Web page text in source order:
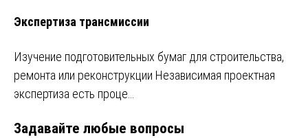
Экспертиза трансмиссии
Изучение подготовительных бумаг для строительства,
ремонта или реконструкции Независимая проектная
экспертиза есть проце…
Задавайте любые вопросы